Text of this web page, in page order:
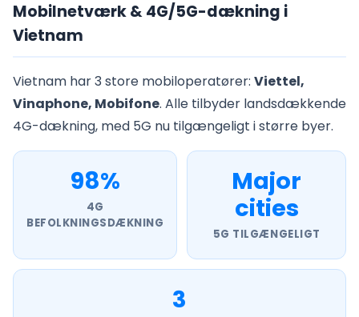
Mobilnetværk & 4G/5G-dækning i
Vietnam
Vietnam har 3 store mobiloperatører: Viettel,
Vinaphone, Mobifone. Alle tilbyder landsdækkende
4G-dækning, med 5G nu tilgængeligt i større byer.
98%
4G
BEFOLKNINGSDÆKNING
Major
cities
5G TILGÆNGELIGT
3